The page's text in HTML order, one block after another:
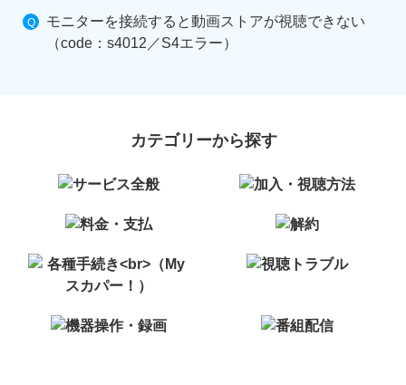
モニターを接続すると動画ストアが視聴できない
（code：s4012／S4エラー）
カテゴリーから探す